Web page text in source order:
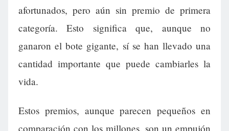
afortunados, pero aún sin premio de primera
categoría. Esto significa que, aunque no
ganaron el bote gigante, sí se han llevado una
cantidad importante que puede cambiarles la
vida.
Estos premios, aunque parecen pequeños en
comparación con los millones, son un empujón